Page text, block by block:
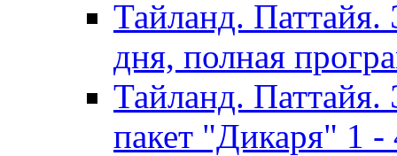
Тайланд. Паттайя.
дня, полная
Тайланд. Паттайя.
пакет "Дикаря" 1 -